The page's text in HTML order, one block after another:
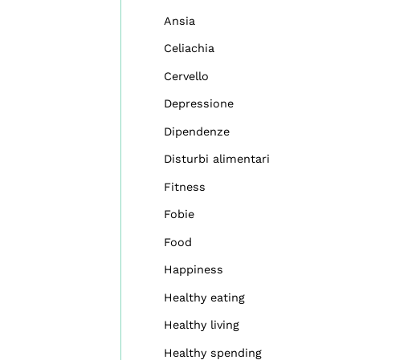
Ansia
Celiachia
Cervello
Depressione
Dipendenze
Disturbi alimentari
Fitness
Fobie
Food
Happiness
Healthy eating
Healthy living
Healthy spending